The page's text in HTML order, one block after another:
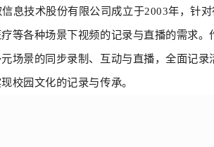
息技术股份有限公司成立于2003年，针
等各种场景下视频的记录与直播的需求
场景的同步录制、互动与直播，全面记
校园文化的记录与传承。